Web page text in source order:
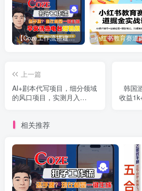
【Coze工作流搭建实操教程】【coze】早安情感电台日签视频还在手动做？用扣子工作流自动生成，省时90%
上一篇
AI+剧本代写项目，细分领域
的风口项目，实测月入
韩国
收益
相关推荐